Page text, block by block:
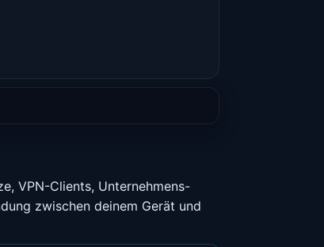
VPN-Clients, Unternehmens-
zwischen deinem Gerät und